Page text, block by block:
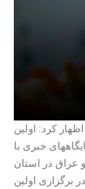
کرد: اولین
خبری با
عراق در استان
برگزاری اولین